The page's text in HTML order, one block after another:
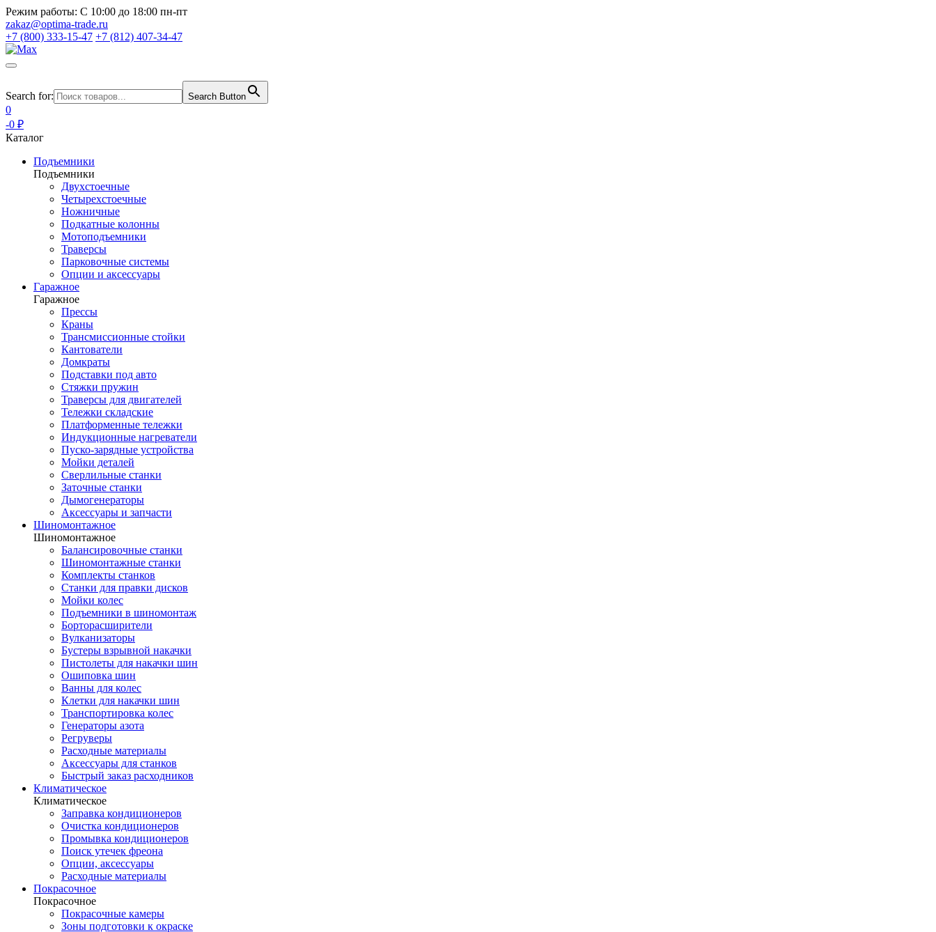
Режим работы: С 10:00 до 18:00 пн-пт
zakaz@optima-trade.ru
+7 (800) 333-15-47 +7 (812) 407-34-47
Search for: Search Button
0
-0 ₽
Каталог
Подъемники
Подъемники
Двухстоечные
Четырехстоечные
Ножничные
Подкатные колонны
Мотоподъемники
Траверсы
Парковочные системы
Опции и аксессуары
Гаражное
Гаражное
Прессы
Краны
Трансмиссионные стойки
Кантователи
Домкраты
Подставки под авто
Стяжки пружин
Траверсы для двигателей
Тележки складские
Платформенные тележки
Индукционные нагреватели
Пуско-зарядные устройства
Мойки деталей
Сверлильные станки
Заточные станки
Дымогенераторы
Аксессуары и запчасти
Шиномонтажное
Шиномонтажное
Балансировочные станки
Шиномонтажные станки
Комплекты станков
Станки для правки дисков
Мойки колес
Подъемники в шиномонтаж
Борторасширители
Вулканизаторы
Бустеры взрывной накачки
Пистолеты для накачки шин
Ошиповка шин
Ванны для колес
Клетки для накачки шин
Транспортировка колес
Генераторы азота
Регруверы
Расходные материалы
Аксессуары для станков
Быстрый заказ расходников
Климатическое
Климатическое
Заправка кондиционеров
Очистка кондиционеров
Промывка кондиционеров
Поиск утечек фреона
Опции, аксессуары
Расходные материалы
Покрасочное
Покрасочное
Покрасочные камеры
Зоны подготовки к окраске